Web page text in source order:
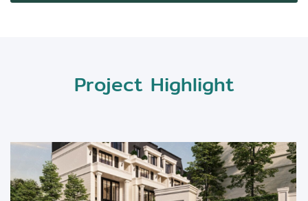
Project Highlight